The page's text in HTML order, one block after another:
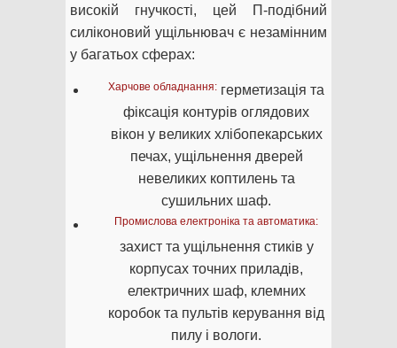
високій гнучкості, цей П-подібний
силіконовий ущільнювач є незамінним
у багатьох сферах:
Харчове обладнання: герметизація та
фіксація контурів оглядових
вікон у великих хлібопекарських
печах, ущільнення дверей
невеликих коптилень та
сушильних шаф.
Промислова електроніка та автоматика:
захист та ущільнення стиків у
корпусах точних приладів,
електричних шаф, клемних
коробок та пультів керування від
пилу і вологи.